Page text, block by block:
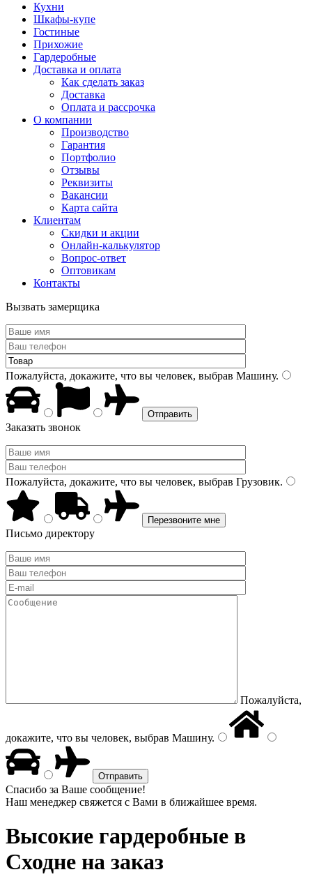
Кухни
Шкафы-купе
Гостиные
Прихожие
Гардеробные
Доставка и оплата
Как сделать заказ
Доставка
Оплата и рассрочка
О компании
Производство
Гарантия
Портфолио
Отзывы
Реквизиты
Вакансии
Карта сайта
Клиентам
Скидки и акции
Онлайн-калькулятор
Вопрос-ответ
Оптовикам
Контакты
Вызвать замерщика
Пожалуйста, докажите, что вы человек, выбрав Машину.
Заказать звонок
Пожалуйста, докажите, что вы человек, выбрав Грузовик.
Письмо директору
Пожалуйста,
докажите, что вы человек, выбрав Машину.
Спасибо за Ваше сообщение!
Наш менеджер свяжется с Вами в ближайшее время.
Высокие гардеробные в
Сходне на заказ